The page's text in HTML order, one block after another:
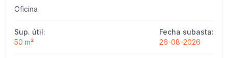
Oficina
Sup. útil:
50 m²
Fecha subasta:
26-08-2026